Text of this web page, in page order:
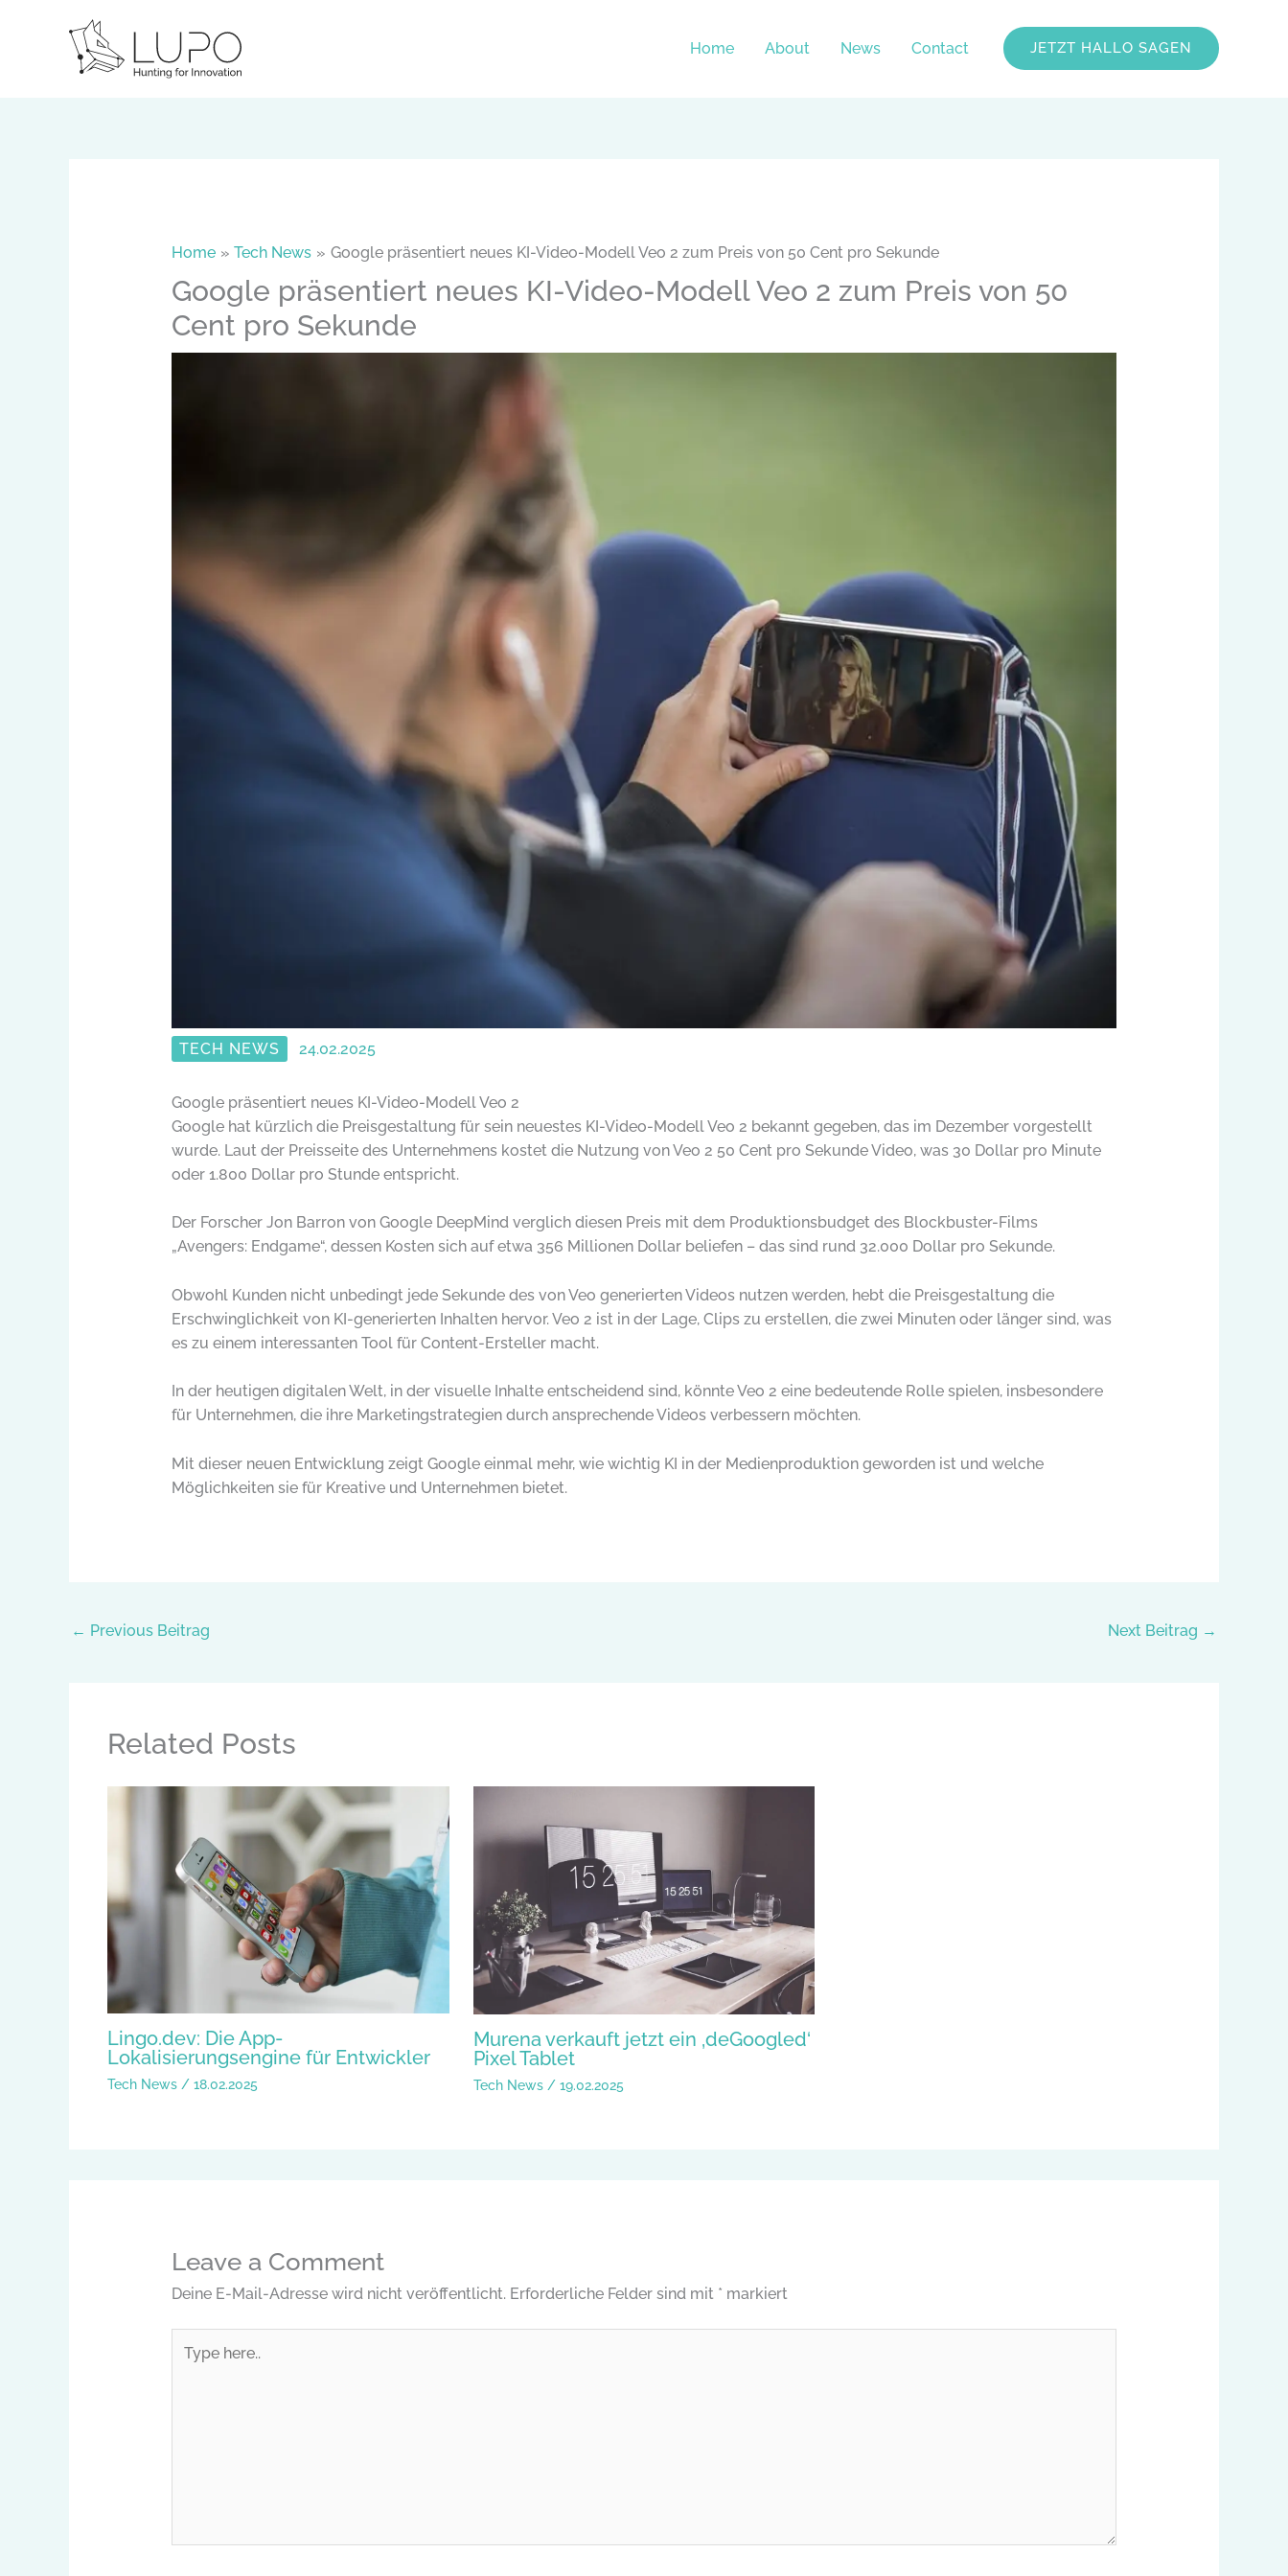
Home About News Contact JETZT HALLO SAGEN
Home Tech News Google präsentiert neues KI-Video-Modell Veo 2 zum Preis von 50 Cent pro Sekunde
Google präsentiert neues KI-Video-Modell Veo 2 zum Preis von 50
Cent pro Sekunde
TECH NEWS 24.02.2025
Google präsentiert neues KI-Video-Modell Veo 2
Google hat kürzlich die Preisgestaltung für sein neuestes KI-Video-Modell Veo 2 bekannt gegeben, das im Dezember vorgestellt
wurde. Laut der Preisseite des Unternehmens kostet die Nutzung von Veo 2 50 Cent pro Sekunde Video, was 30 Dollar pro Minute
oder 1.800 Dollar pro Stunde entspricht.
Der Forscher Jon Barron von Google DeepMind verglich diesen Preis mit dem Produktionsbudget des Blockbuster-Films
„Avengers: Endgame“, dessen Kosten sich auf etwa 356 Millionen Dollar beliefen – das sind rund 32.000 Dollar pro Sekunde.
Obwohl Kunden nicht unbedingt jede Sekunde des von Veo generierten Videos nutzen werden, hebt die Preisgestaltung die
Erschwinglichkeit von KI-generierten Inhalten hervor. Veo 2 ist in der Lage, Clips zu erstellen, die zwei Minuten oder länger sind, was
es zu einem interessanten Tool für Content-Ersteller macht.
In der heutigen digitalen Welt, in der visuelle Inhalte entscheidend sind, könnte Veo 2 eine bedeutende Rolle spielen, insbesondere
für Unternehmen, die ihre Marketingstrategien durch ansprechende Videos verbessern möchten.
Mit dieser neuen Entwicklung zeigt Google einmal mehr, wie wichtig KI in der Medienproduktion geworden ist und welche
Möglichkeiten sie für Kreative und Unternehmen bietet.
← Previous Beitrag Next Beitrag →
Related Posts
Lingo.dev: Die App-
Lokalisierungsengine für Entwickler
Tech News / 18.02.2025
Murena verkauft jetzt ein ‚deGoogled‘
Pixel Tablet
Tech News/ 19.02.2025
Leave a Comment
Deine E-Mail-Adresse wird nicht veröffentlicht. Erforderliche Felder sind mit * markiert
here..